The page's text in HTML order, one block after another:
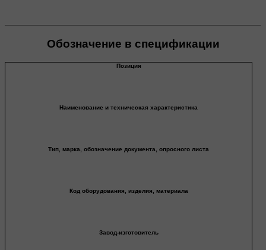
Обозначение в спецификации
Позиция
Наименование и техническая характеристика
Тип, марка, обозначение документа, опросного листа
Код оборудования, изделия, материала
Завод-изготовитель